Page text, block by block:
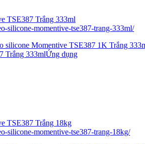
TSE387 Trắng 333ml
silicone-momentive-tse387-trang-333ml/
silicone Momentive TSE387 1K Trắng
Trắng 333mlỨng dụng
TSE387 Trắng 18kg
silicone-momentive-tse387-trang-18kg/